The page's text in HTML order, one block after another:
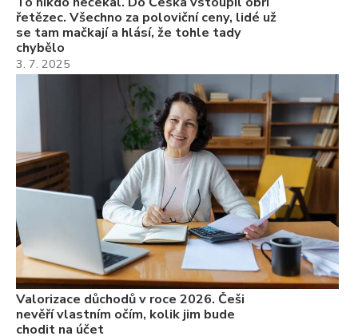
řetězec. Všechno za poloviční ceny, lidé už
se tam mačkají a hlásí, že tohle tady
chybělo
3. 7. 2025
Valorizace důchodů v roce 2026. Češi
nevěří vlastním očím, kolik jim bude
chodit na účet